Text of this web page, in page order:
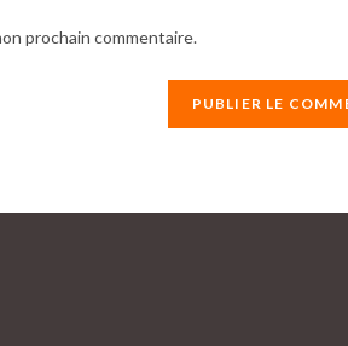
(optional)
prochain commentaire.